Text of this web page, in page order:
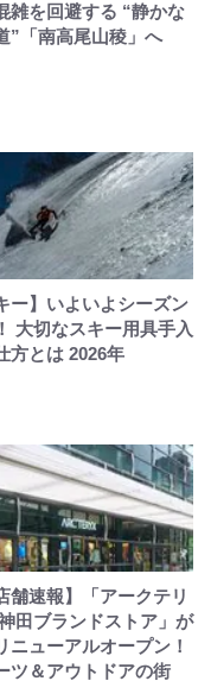
雑を回避する “静かな
”「南高尾山稜」へ
ー】いよいよシーズン
大切なスキー用具手入
方とは 2026年
舗速報】「アークテリ
田ブランドストア」が
ニューアルオープン！
ツ＆アウトドアの街